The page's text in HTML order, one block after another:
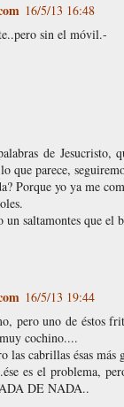
16/5/13 16:48
sin el móvil.-
de
que parece,
Porque yo ya me
saltamontes que el
16/5/13 19:44
pero uno de éstos
cochino....
las cabrillas ésas
es el problema,
DE NADA..